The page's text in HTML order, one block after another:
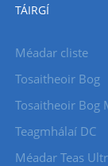
TÁIRGÍ
Méadar cliste
Tosaitheoir Bog
Tosaitheoir Bog
Teagmhálaí DC
Méadar Teas